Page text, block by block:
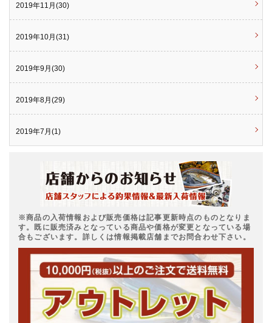
2019年11月(30)
2019年10月(31)
2019年9月(30)
2019年8月(29)
2019年7月(1)
※商品の入荷情報および販売価格は記事更新時点のものとなりま
す。既に販売済みとなっている商品や価格が変更となっている場
合もございます。詳しくは情報掲載店舗までお問合わせ下さい。